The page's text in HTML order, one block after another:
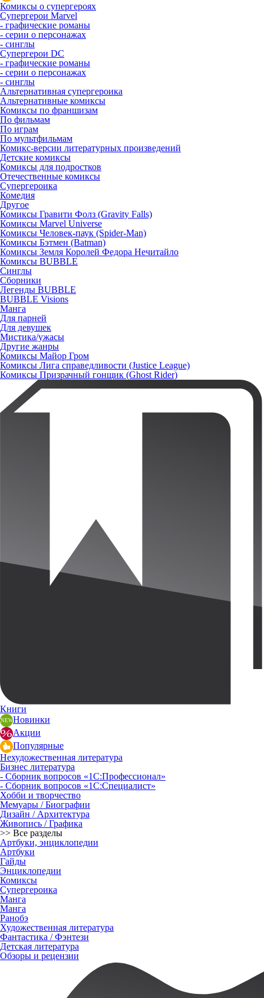
Комиксы о супергероях
Супергерои Marvel
- графические романы
- серии о персонажах
- синглы
Супергерои DC
- графические романы
- серии о персонажах
- синглы
Альтернативная супергероика
Альтернативные комиксы
Комиксы по франшизам
По фильмам
По играм
По мультфильмам
Комикс-версии литературных произведений
Детские комиксы
Комиксы для подростков
Отечественные комиксы
Супергероика
Комедия
Другое
Комиксы Гравити Фолз (Gravity Falls)
Комиксы Marvel Universe
Комиксы Человек-паук (Spider-Man)
Комиксы Бэтмен (Batman)
Комиксы Земля Королей Федора Нечитайло
Комиксы BUBBLE
Синглы
Сборники
Легенды BUBBLE
BUBBLE Visions
Манга
Для парней
Для девушек
Мистика/ужасы
Другие жанры
Комиксы Майор Гром
Комиксы Лига справедливости (Justice League)
Комиксы Призрачный гонщик (Ghost Rider)
Книги
Новинки
Акции
Популярные
Нехудожественная литература
Бизнес литература
- Сборник вопросов «1С:Профессионал»
- Сборник вопросов «1С:Специалист»
Хобби и творчество
Мемуары / Биографии
Дизайн / Архитектура
Живопись / Графика
>> Все разделы
Артбуки, энциклопедии
Артбуки
Гайды
Энциклопедии
Комиксы
Супергероика
Манга
Манга
Ранобэ
Художественная литература
Фантастика / Фэнтези
Детская литература
Обзоры и рецензии